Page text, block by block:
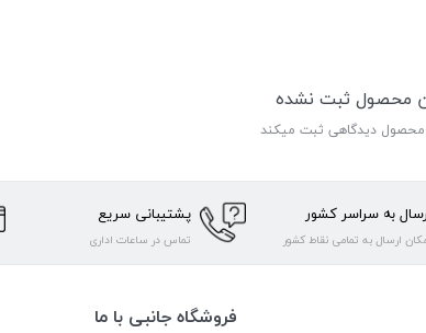
محصول ثبت نشده
محصول دیدگاهی ثبت میکند
به سراسر کشور
ارسال به تمامی نقاط کشور
پشتیبانی سریع
تماس در ساعات اداری
فروشگاه جانبی با ما